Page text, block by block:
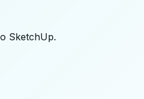
SketchUp.